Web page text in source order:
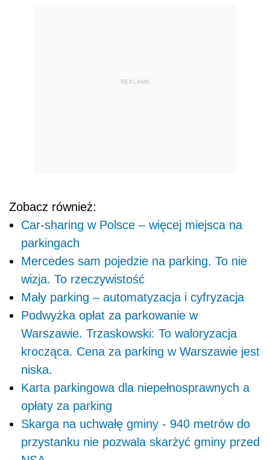
REKLAMA
Zobacz również:
Car-sharing w Polsce – więcej miejsca na
parkingach
Mercedes sam pojedzie na parking. To nie
wizja. To rzeczywistość
Mały parking – automatyzacja i cyfryzacja
Podwyżka opłat za parkowanie w
Warszawie. Trzaskowski: To waloryzacja
krocząca. Cena za parking w Warszawie jest
niska.
Karta parkingowa dla niepełnosprawnych a
opłaty za parking
Skarga na uchwałę gminy - 940 metrów do
przystanku nie pozwala skarżyć gminy przed